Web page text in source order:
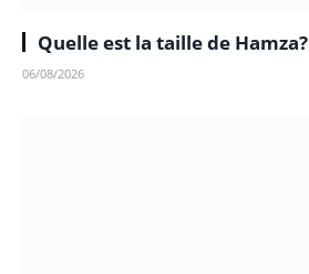
Quelle est la taille de Hamza?
06/08/2026